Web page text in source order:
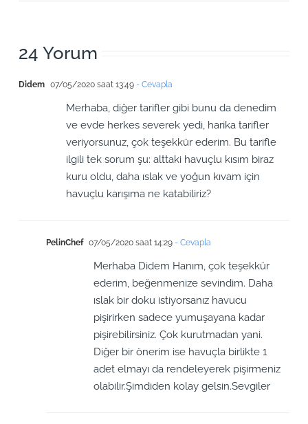
24 Yorum
Didem 07/05/2020 saat 13:49- Cevapla
Merhaba, diğer tarifler gibi bunu da denedim
ve evde herkes severek yedi, harika tarifler
veriyorsunuz, çok teşekkür ederim. Bu tarifle
ilgili tek sorum şu: alttaki havuçlu kısım biraz
kuru oldu, daha ıslak ve yoğun kıvam için
havuçlu karışıma ne katabiliriz?
PelinChef 07/05/2020 saat 14:29- Cevapla
Merhaba Didem Hanım, çok teşekkür
ederim, beğenmenize sevindim. Daha
ıslak bir doku istiyorsanız havucu
pişirirken sadece yumuşayana kadar
pişirebilirsiniz. Çok kurutmadan yani.
Diğer bir önerim ise havuçla birlikte 1
adet elmayı da rendeleyerek pişirmeniz
olabilir.Şimdiden kolay gelsin.Sevgiler